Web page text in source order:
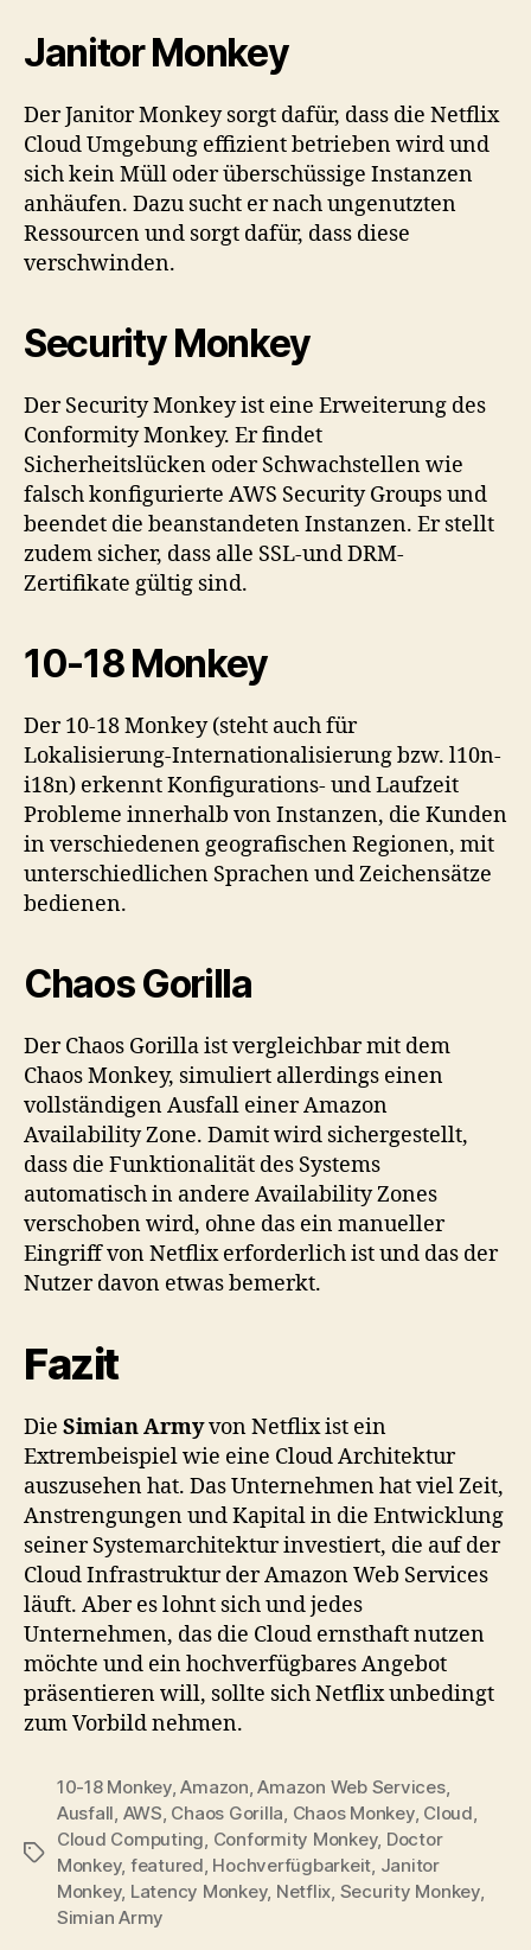
Janitor Monkey
Der Janitor Monkey sorgt dafür, dass die Netflix
Cloud Umgebung effizient betrieben wird und
sich kein Müll oder überschüssige Instanzen
anhäufen. Dazu sucht er nach ungenutzten
Ressourcen und sorgt dafür, dass diese
verschwinden.
Security Monkey
Der Security Monkey ist eine Erweiterung des
Conformity Monkey. Er findet
Sicherheitslücken oder Schwachstellen wie
falsch konfigurierte AWS Security Groups und
beendet die beanstandeten Instanzen. Er stellt
zudem sicher, dass alle SSL-und DRM-
Zertifikate gültig sind.
10-18 Monkey
Der 10-18 Monkey (steht auch für
Lokalisierung-Internationalisierung bzw. l10n-
i18n) erkennt Konfigurations- und Laufzeit
Probleme innerhalb von Instanzen, die Kunden
in verschiedenen geografischen Regionen, mit
unterschiedlichen Sprachen und Zeichensätze
bedienen.
Chaos Gorilla
Der Chaos Gorilla ist vergleichbar mit dem
Chaos Monkey, simuliert allerdings einen
vollständigen Ausfall einer Amazon
Availability Zone. Damit wird sichergestellt,
dass die Funktionalität des Systems
automatisch in andere Availability Zones
verschoben wird, ohne das ein manueller
Eingriff von Netflix erforderlich ist und das der
Nutzer davon etwas bemerkt.
Fazit
Die Simian Armyvon Netflix ist ein
Extrembeispiel wie eine Cloud Architektur
auszusehen hat. Das Unternehmen hat viel Zeit,
Anstrengungen und Kapital in die Entwicklung
seiner Systemarchitektur investiert, die auf der
Cloud Infrastruktur der Amazon Web Services
läuft. Aber es lohnt sich und jedes
Unternehmen, das die Cloud ernsthaft nutzen
möchte und ein hochverfügbares Angebot
präsentieren will, sollte sich Netflix unbedingt
zum Vorbild nehmen.
Tags
10-18 Monkey,Amazon,Amazon Web Services,
Ausfall, AWS, Chaos Gorilla, Chaos Monkey, Cloud,
Cloud Computing, Conformity Monkey, Doctor
Monkey, featured, Hochverfügbarkeit, Janitor
Monkey, Latency Monkey, Netflix, Security Monkey,
Simian Army